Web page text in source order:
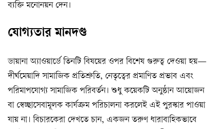
ব্যক্তি মনোনয়ন দেন।
যোগ্যতার মানদণ্ড
ডায়ানা অ্যাওয়ার্ডে তিনটি বিষয়ের ওপর বিশেষ গুরুত্ব দেওয়া হয়—
দীর্ঘমেয়াদি সামাজিক প্রতিশ্রুতি, নেতৃত্বের প্রমাণিত প্রভাব এবং
পরিমাপযোগ্য সামাজিক পরিবর্তন। শুধু কয়েকটি অনুষ্ঠান আয়োজন
বা স্বেচ্ছাসেবামূলক কার্যক্রম পরিচালনা করলেই এই পুরস্কার পাওয়া
যায় না। বিচারকেরা দেখতে চান, একজন তরুণ ধারাবাহিকভাবে